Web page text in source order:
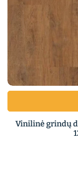
Vinilinė grindų